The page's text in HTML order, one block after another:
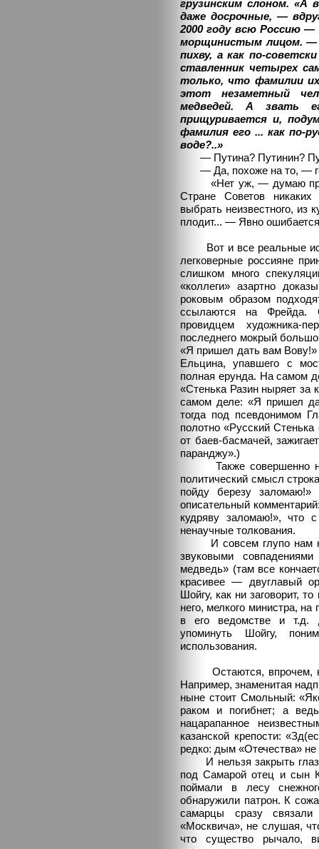
грузинским слоном. «А
даже досрочные, —
2000 году всю Россию —
морщинистым лицом. —
пихву, а как по-
ставленник четырех
только, что фамилии
этот незаметный
медведей. А звать
прищуривается и,
фамилия его ... как по-
воде?..»
— Путина? Путинин?
— Да, похоже на то, —
«Нет уж, — думаю про
Стране Советов
выбрать неизвестного, из
плодит... — Явно
Вот и все реальные
легковерные россияне
слишком много
«коллеги» азартно
роковым образом
ссылаются на Фрейда.
провидцем художника-
последнего мокрый
«Я пришел дать вам
Ельцина, упавшего с
полная ерунда. На самом
«Стенька Разин ныряет за
самом деле: «Я пришел
тогда под псевдонимом
полотно «Русский Стенька
от баев-басмачей,
паранджу».)
Также совершенно
политический смысл
пойду березу
описательный
кудряву заломаю!», что с
ненаучные толкования.
И совсем глупо нам
звуковыми
медведь» (там все
красивее — двуглавый
Шойгу, как ни заговорит,
него, мелкого министра,
в его ведомстве и т.д.
упоминуть Шойгу,
использования.
Остаются, впрочем, не
Например, знаменитая
ныне стоит Смольный:
раком и погибнет; а
нацарапанное
казанской крепости:
редко: дым «Отечества» не
И нельзя закрыть глаза
под Самарой отец и сын
поймали в лесу
обнаружили патрон. К
самарцы сразу
«Москвича», не слушая,
что существо рычало,